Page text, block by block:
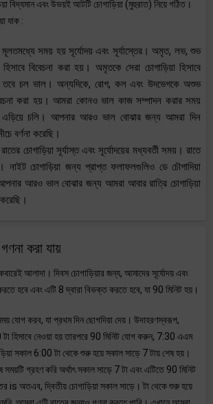
বিদ্যমান এবং উভয়ই আটটি চোগাড়িয়া (মুহুরাত) নিয়ে গঠিত।
যাক :
মূলতমধ্যে সময় হয় সূর্যোদয় এবং সূর্যাস্তের। অমৃত, লভ, শুভ
বিবেচনা করা হয়। অমৃতকে সেরা চোগাড়িয়া হিসাবে
তবে চল ভাল। অন্যদিকে, রোগ, কল এবং উদভেগকে অশুভ
করা হয়। আমরা কোনও ভাল কাজ সম্পাদন করার সময়
এড়িয়ে চলি। আপনার আরও ভাল বোঝার জন্য আমরা দিন
বর্ণনা করেছি।
রাতের চোগাড়িয়া সূর্যাস্ত এবং সূর্যোদয়ের মধ্যবর্তী সময়। রাতে
নাইট চোগাড়িয়া জন্য প্রাপ্ত ফলাফলগুলিও ডে চৌগাদিয়া
আরও ভাল বোঝার জন্য আমরা আবার রাত্রি চোগাড়িয়া
করেছি।
করা যায়
আলাদা। দিবস চোগাড়িয়ার জন্য, আমাদের সূর্যোদয় এবং
হবে এবং এটি 8 দ্বারা বিভক্ত করতে হবে, যা 90 মিনিট হয়।
যোগ করব, যা প্রথম দিন ছোগদিয়া দেয়। উদাহরণস্বরূপ,
হিসাবে নেওয়া হয় তারপরে 90 মিনিট যোগ করুন, 7:30 এএম
সকাল 6:00 টা থেকে শুরু হয়ে সকাল সাড়ে 7 টায় শেষ হয়।
গ্রহণ করি অর্থাৎ সকাল সাড়ে 7 টা এবং এটিতে 90 মিনিট
অতএব, দ্বিতীয় চোগাড়িয়া সকাল সাড়ে। টা থেকে শুরু হয়ে